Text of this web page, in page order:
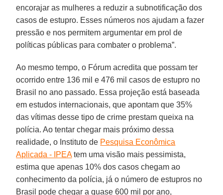
encorajar as mulheres a reduzir a subnotificação dos
casos de estupro. Esses números nos ajudam a fazer
pressão e nos permitem argumentar em prol de
políticas públicas para combater o problema”.
Ao mesmo tempo, o Fórum acredita que possam ter
ocorrido entre 136 mil e 476 mil casos de estupro no
Brasil no ano passado. Essa projeção está baseada
em estudos internacionais, que apontam que 35%
das vítimas desse tipo de crime prestam queixa na
polícia. Ao tentar chegar mais próximo dessa
realidade, o Instituto de Pesquisa Econômica
Aplicada - IPEAtem uma visão mais pessimista,
estima que apenas 10% dos casos chegam ao
conhecimento da polícia, já o número de estupros no
Brasil pode chegar a quase 600 mil por ano,